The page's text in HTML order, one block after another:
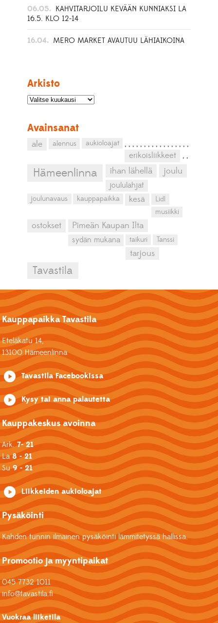
06.05. KAHVITARJOILU KEVÄÄN KUNNIAKSI LA
16.5. KLO 12-14
16.04. MERO MARKET AVAUTUU LÄHIAIKOINA
Arkisto
Avainsanat
ale ,
alennus ,
aukioloajat ,
erikoisliikkeet
,
Hämeenlinna
,
ihan lähellä
,
joulu
,
joululahjat
,
joulunavaus
,
kauppapaikka
,
kesä
,
Lidl
,
musiikki
,
ostokset
,
Pimeän Kaupan Ilta
,
sydän mukana
,
taikuri
,
Tanssi
,
tarjous
,
Tavastila
Kauppapaikka Tavastila
Eteläkatu 14,
13100 Hämeenlinna
Tavastila Facebookissa
Kysy tai anna palautetta
Kauppakeskus avoinna
Ark.7- 21
La8 - 21
Su9 - 21
Liikkeiden aukioloajat
Pysäköinti
Kahden tunnin ilmainen pysäköinti lämmitetyssä hallissa.
Promootio ja myyntipaikat
045 7732 1011
info@tavastila.fi
Vuokraa liiketila